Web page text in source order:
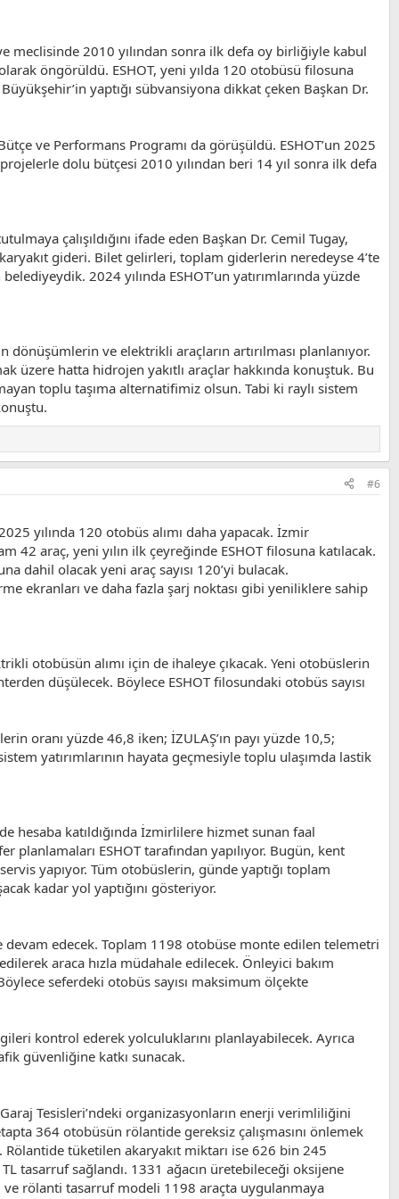
meclisinde 2010 yılından sonra ilk defa oy birliğiyle kabul
öngörüldü. ESHOT, yeni yılda 120 otobüsü filosuna
yaptığı sübvansiyona dikkat çeken Başkan Dr.
ve Performans Programı da görüşüldü. ESHOT’un 2025
dolu bütçesi 2010 yılından beri 14 yıl sonra ilk defa
çalışıldığını ifade eden Başkan Dr. Cemil Tugay,
gideri. Bilet gelirleri, toplam giderlerin neredeyse 4’te
2024 yılında ESHOT’un yatırımlarında yüzde
ve elektrikli araçların artırılması planlanıyor.
üzere hatta hidrojen yakıtlı araçlar hakkında konuştuk. Bu
toplu taşıma alternatifimiz olsun. Tabi ki raylı sistem
#6
yılında 120 otobüs alımı daha yapacak. İzmir
42 araç, yeni yılın ilk çeyreğinde ESHOT filosuna katılacak.
dahil olacak yeni araç sayısı 120’yi bulacak.
ekranları ve daha fazla şarj noktası gibi yeniliklere sahip
otobüsün alımı için de ihaleye çıkacak. Yeni otobüslerin
düşülecek. Böylece ESHOT filosundaki otobüs sayısı
oranı yüzde 46,8 iken; İZULAŞ’ın payı yüzde 10,5;
yatırımlarının hayata geçmesiyle toplu ulaşımda lastik
hesaba katıldığında İzmirlilere hizmet sunan faal
ESHOT tarafından yapılıyor. Bugün, kent
yapıyor. Tüm otobüslerin, günde yaptığı toplam
kadar yol yaptığını gösteriyor.
edecek. Toplam 1198 otobüse monte edilen telemetri
araca hızla müdahale edilecek. Önleyici bakım
seferdeki otobüs sayısı maksimum ölçekte
kontrol ederek yolculuklarını planlayabilecek. Ayrıca
güvenliğine katkı sunacak.
Tesisleri’ndeki organizasyonların enerji verimliliğini
364 otobüsün rölantide gereksiz çalışmasını önlemek
tüketilen akaryakıt miktarı ise 626 bin 245
tasarruf sağlandı. 1331 ağacın üretebileceği oksijene
ve rölanti tasarruf modeli 1198 araçta uygulanmaya